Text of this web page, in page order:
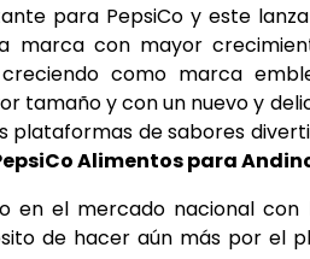
para PepsiCo y este
marca con mayor
como marca
tamaño y con un nuevo y
plataformas de sabores
Alimentos para
en el mercado nacional
de hacer aún más por el